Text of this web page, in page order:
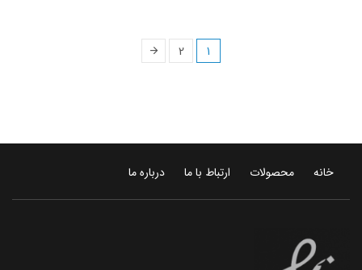
1
2
خانه محصولات ارتباط با ما درباره ما